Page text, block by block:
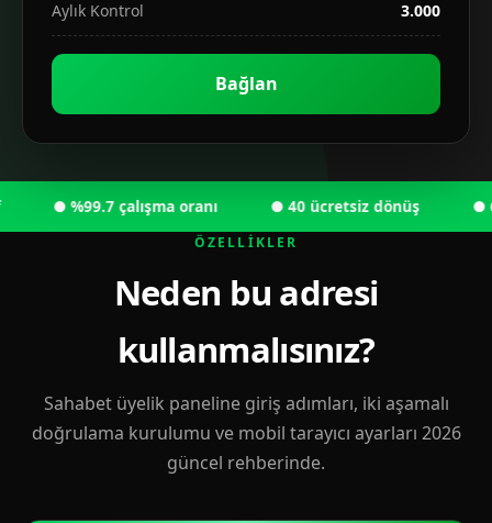
Aylık Kontrol 3.000
Bağlan
● %99.7 çalışma oranı ● 40 ücretsiz dönüş ●
ÖZELLIKLER
Neden bu adresi
kullanmalısınız?
Sahabet üyelik paneline giriş adımları, iki aşamalı
doğrulama kurulumu ve mobil tarayıcı ayarları 2026
güncel rehberinde.